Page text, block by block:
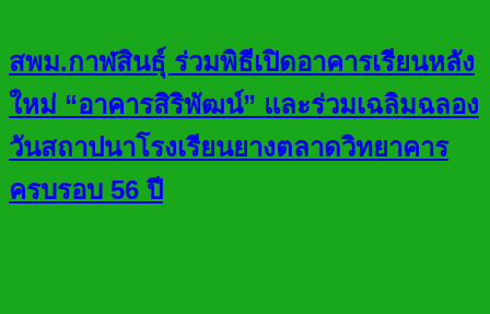
สพม.กาฬสินธุ์ ร่วมพิธีเปิดอาคารเรียนหลัง
ใหม่ “อาคารสิริพัฒน์” และร่วมเฉลิมฉลอง
วันสถาปนาโรงเรียนยางตลาดวิทยาคาร
ครบรอบ 56 ปี